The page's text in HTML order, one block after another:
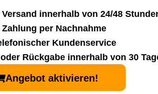
innerhalb von 24/48
Zahlung per Nachnahme
Kundenservice
Rückgabe innerhalb von 30
Angebot aktivieren!